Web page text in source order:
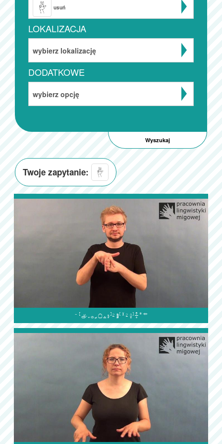
usuń
LOKALIZACJA
wybierz lokalizację
DODATKOWE
wybierz opcję
Twoje zapytanie:
